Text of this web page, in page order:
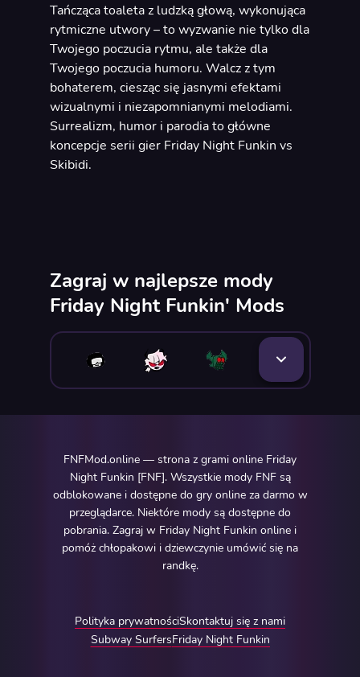
Tańcząca toaleta z ludzką głową, wykonująca
rytmiczne utwory – to wyzwanie nie tylko dla
Twojego poczucia rytmu, ale także dla
Twojego poczucia humoru. Walcz z tym
bohaterem, ciesząc się jasnymi efektami
wizualnymi i niezapomnianymi melodiami.
Surrealizm, humor i parodia to główne
koncepcje serii gier Friday Night Funkin vs
Skibidi.
Zagraj w najlepsze mody
Friday Night Funkin' Mods
FNFMod.online — strona z grami online Friday
Night Funkin [FNF]. Wszystkie mody FNF są
odblokowane i dostępne do gry online za darmo w
przeglądarce. Niektóre mody są dostępne do
pobrania. Zagraj w Friday Night Funkin online i
pomóż chłopakowi i dziewczynie umówić się na
randkę.
Polityka prywatnościSkontaktuj się z nami
Subway SurfersFriday Night Funkin